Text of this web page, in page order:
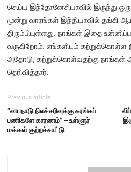
செய்ய இந்தோனேசியாவில் இருந்து
மூன்று வாரங்கள் இந்தியாவில் தங்கி
திரும்பியுள்ளது. நாங்கள் இதை
வருகிறோம். எங்களிடம்
அதோடு, கற்றுக்கொள்வதற்கு நாங்கள்
தெரிவித்தார்.
Previous article
“வயநாடு நிலச்சரிவுக்கு சுரங்கப்
பணிகளே காரணம்” – உள்ளூர்
மக்கள் குற்றச்சாட்டு